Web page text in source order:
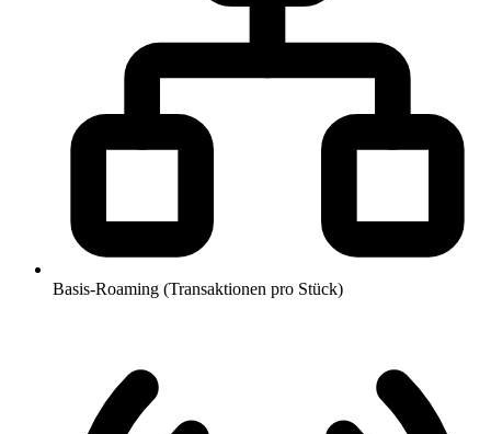
Basis-Roaming (Transaktionen pro Stück)